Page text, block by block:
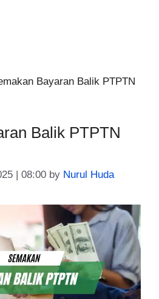
Bayaran Balik PTPTN
Balik PTPTN
| 08:00 by Nurul Huda